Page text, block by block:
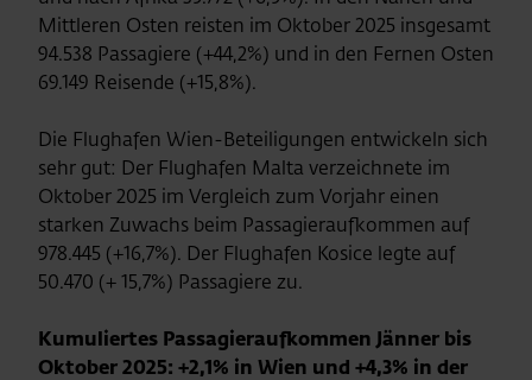
Mittleren Osten reisten im Oktober 2025 insgesamt
94.538 Passagiere (+44,2%) und in den Fernen Osten
69.149 Reisende (+15,8%).
Die Flughafen Wien-Beteiligungen entwickeln sich
sehr gut: Der Flughafen Malta verzeichnete im
Oktober 2025 im Vergleich zum Vorjahr einen
starken Zuwachs beim Passagieraufkommen auf
978.445 (+16,7%). Der Flughafen Kosice legte auf
50.470 (+ 15,7%) Passagiere zu.
Kumuliertes Passagieraufkommen Jänner bis
Oktober 2025: +2,1% in Wien und +4,3% in der